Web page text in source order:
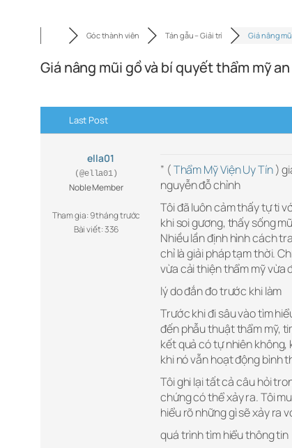
Góc thành viên Tán gẫu – Giải trí Giá nâng
Giá nâng mũi gồ và bí quyết thẩm mỹ
Last Post
ella01
(@ella01)
Noble Member
Tham gia: 9 tháng trước
Bài viết: 336
” (Thẩm Mỹ Viện Uy Tín)
nguyễn đỗ chỉnh
Tôi đã luôn cảm thấy tự ti
khi soi gương, thấy sống
Nhiều lần định hình cách
chỉ là giải pháp tạm thời.
vừa cải thiện thẩm mỹ vừa
lý do đắn đo trước khi làm
Trước khi đi sâu vào tìm
đến phẫu thuật thẩm mỹ,
kết quả có tự nhiên không,
khi nó vẫn hoạt động bình
Tôi ghi lại tất cả câu hỏi
chứng có thể xảy ra. Tôi
hiểu rõ những gì sẽ xảy ra
quá trình tìm hiểu thông tin